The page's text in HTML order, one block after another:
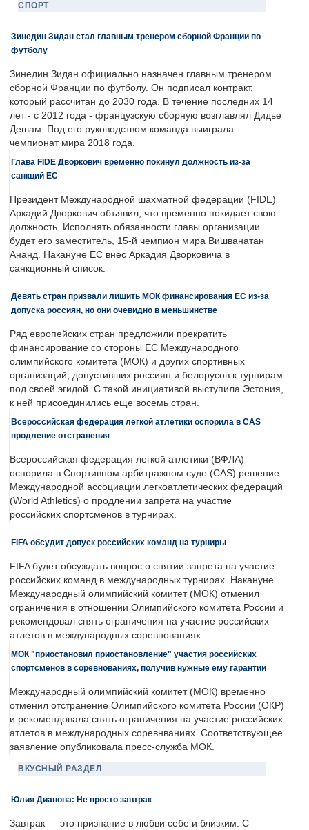
СПОРТ
Зинедин Зидан стал главным тренером сборной Франции по
футболу
Зинедин Зидан официально назначен главным тренером
сборной Франции по футболу. Он подписал контракт,
который рассчитан до 2030 года. В течение последних 14
лет - с 2012 года - французскую сборную возглавлял Дидье
Дешам. Под его руководством команда выиграла
чемпионат мира 2018 года.
Глава FIDE Дворкович временно покинул должность из-за
санкций ЕС
Президент Международной шахматной федерации (FIDE)
Аркадий Дворкович объявил, что временно покидает свою
должность. Исполнять обязанности главы организации
будет его заместитель, 15-й чемпион мира Вишванатан
Ананд. Накануне ЕС внес Аркадия Дворковича в
санкционный список.
Девять стран призвали лишить МОК финансирования ЕС из-за
допуска россиян, но они очевидно в меньшинстве
Ряд европейских стран предложили прекратить
финансирование со стороны ЕС Международного
олимпийского комитета (МОК) и других спортивных
организаций, допустивших россиян и белорусов к турнирам
под своей эгидой. С такой инициативой выступила Эстония,
к ней присоединились еще восемь стран.
Всероссийская федерация легкой атлетики оспорила в CAS
продление отстранения
Всероссийская федерация легкой атлетики (ВФЛА)
оспорила в Спортивном арбитражном суде (CAS) решение
Международной ассоциации легкоатлетических федераций
(World Athletics) о продлении запрета на участие
российских спортсменов в турнирах.
FIFA обсудит допуск российских команд на турниры
FIFA будет обсуждать вопрос о снятии запрета на участие
российских команд в международных турнирах. Накануне
Международный олимпийский комитет (МОК) отменил
ограничения в отношении Олимпийского комитета России и
рекомендовал снять ограничения на участие российских
атлетов в международных соревнованиях.
МОК "приостановил приостановление" участия российских
спортсменов в соревнованиях, получив нужные ему гарантии
Международный олимпийский комитет (МОК) временно
отменил отстранение Олимпийского комитета России (ОКР)
и рекомендовала снять ограничения на участие российских
атлетов в международных соревнваниях. Соответствующее
заявление опубликовала пресс-служба МОК.
ВКУСНЫЙ РАЗДЕЛ
Юлия Дианова: Не просто завтрак
Завтрак — это признание в любви себе и близким. С